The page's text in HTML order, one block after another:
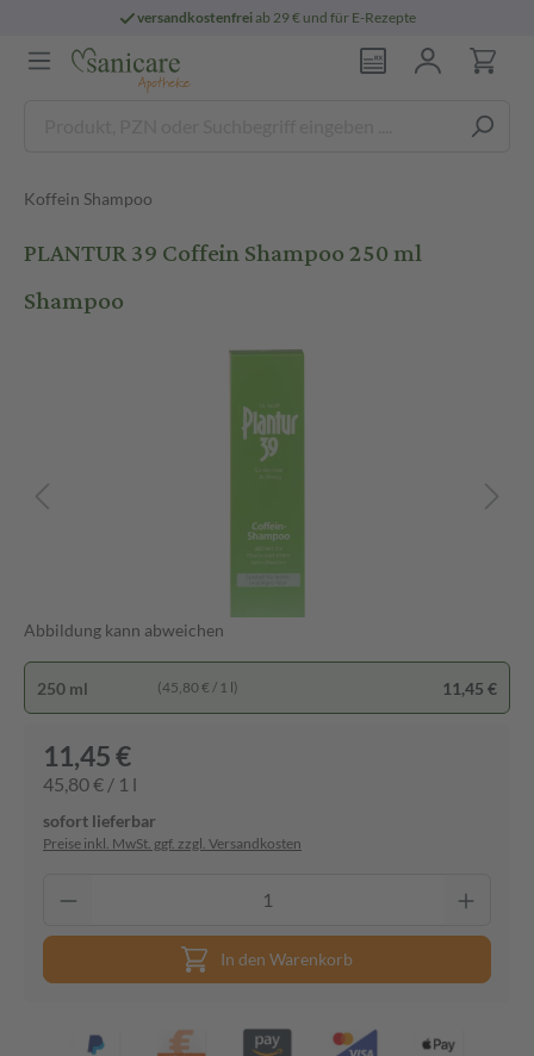
versandkostenfreiab 29 € und für E-Rezepte
Koffein Shampoo
PLANTUR 39 Coffein Shampoo 250 ml
Shampoo
Abbildung kann abweichen
250 ml (45,80 € / 1 l) 11,45 €
11,45 €
45,80 € / 1 l
sofort lieferbar
Preise inkl. MwSt. ggf. zzgl. Versandkosten
In den Warenkorb